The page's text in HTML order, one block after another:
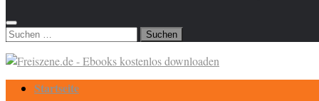
Suchen
Startseite